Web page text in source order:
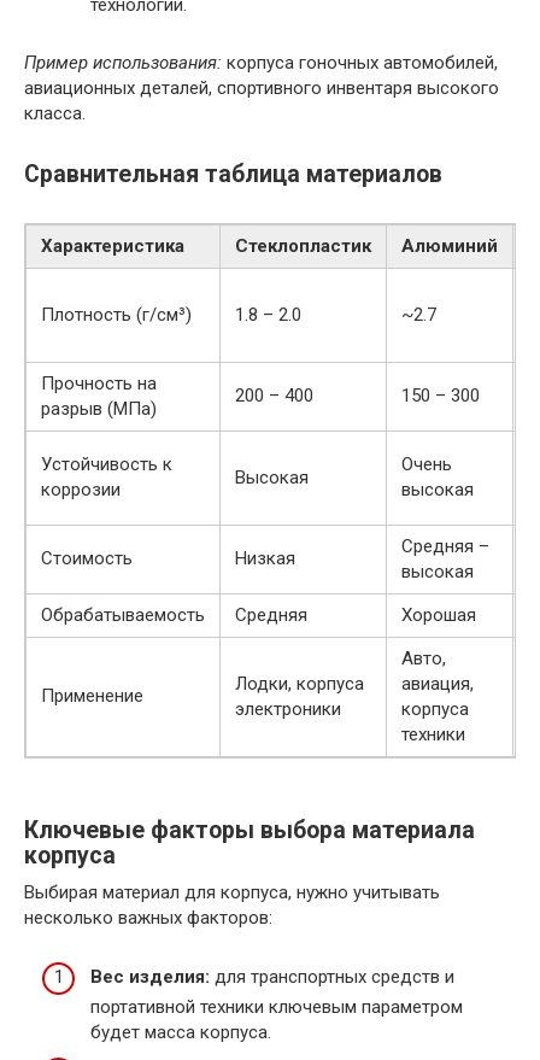
технологий.
Пример использования: корпуса гоночных автомобилей,
авиационных деталей, спортивного инвентаря высокого
класса.
Сравнительная таблица материалов
Характеристика Стеклопластик Алюминий
Плотность (г/см³) 1.8 – 2.0 ~2.7
Прочность на
разрыв (МПа)
200 – 400 150 – 300
Устойчивость к
коррозии
Высокая
Очень
высокая
Стоимость Низкая
Средняя –
высокая
Обрабатываемость Средняя Хорошая
Применение
Лодки, корпуса
электроники
Авто,
авиация,
корпуса
техники
Ключевые факторы выбора материала
корпуса
Выбирая материал для корпуса, нужно учитывать
несколько важных факторов:
Вес изделия: для транспортных средств и
портативной техники ключевым параметром
будет масса корпуса.